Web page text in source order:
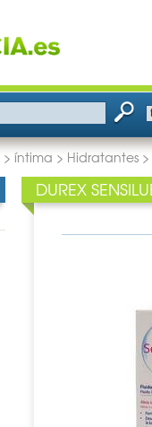
> íntima > Hidratantes >
DUREX